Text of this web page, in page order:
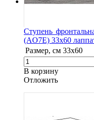
Ступень
(AO7E) 33x60
Размер, см 33x60
В корзину
Oтложить